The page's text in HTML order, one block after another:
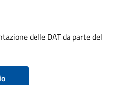
delle DAT da parte del